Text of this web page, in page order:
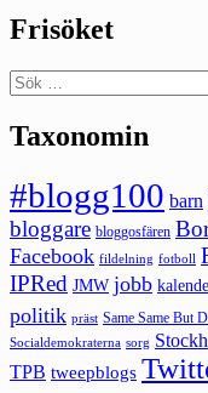
Frisöket
Sök
efter:
Taxonomin
#blogg100 barn
bloggare bloggosfären
Facebook fildelning fotboll
IPRed JMW jobb
politik präst Same Same But
Socialdemokraterna sorg
TPB tweepblogs